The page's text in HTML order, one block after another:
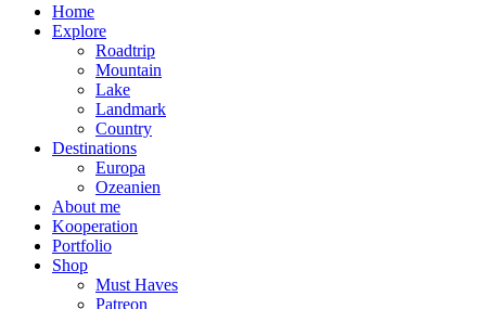
Home
Explore
Roadtrip
Mountain
Lake
Landmark
Country
Destinations
Europa
Ozeanien
About me
Kooperation
Portfolio
Shop
Must Haves
Patreon